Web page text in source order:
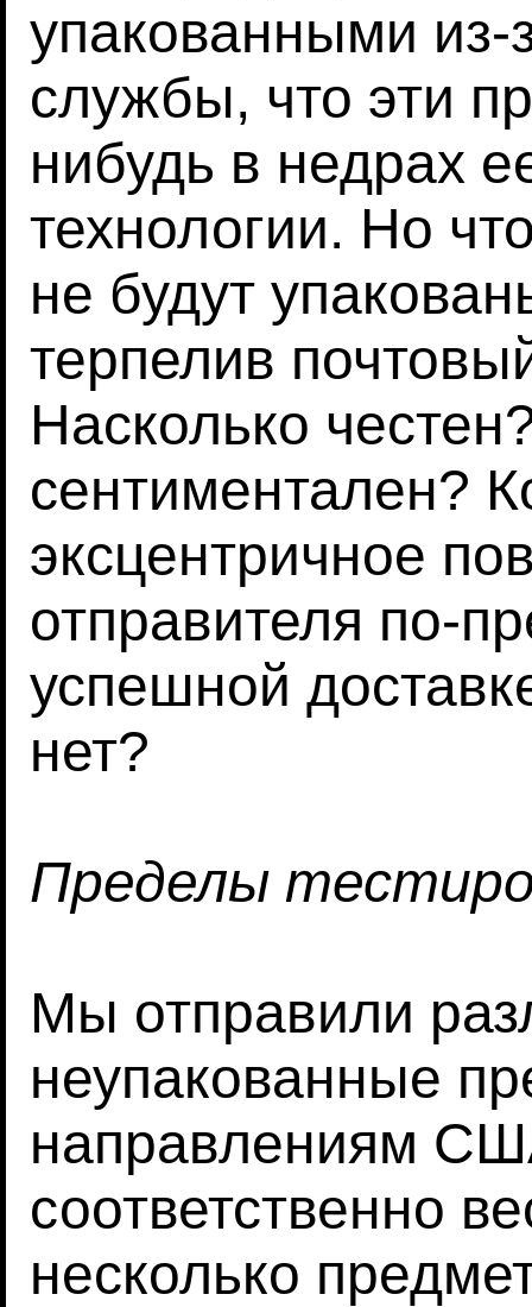
упакованными из-
службы, что эти
нибудь в недрах
технологии. Но
не будут
терпелив
Насколько
сентиментален?
эксцентричное
отправителя по-
успешной
нет?
Пределы
Мы отправили
неупакованные
направлениям
соответственно
несколько